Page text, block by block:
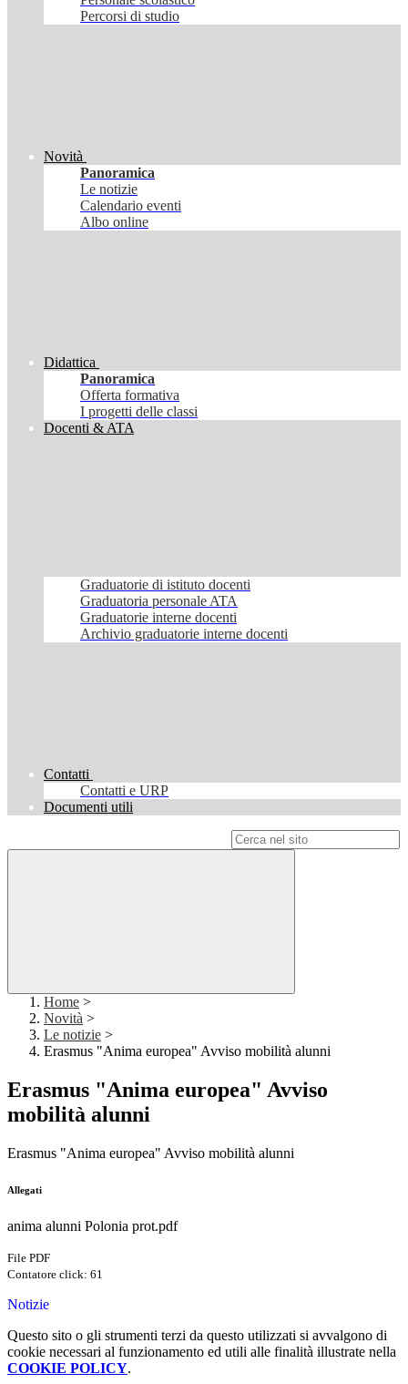
Percorsi di studio
Novità
Panoramica
Le notizie
Calendario eventi
Albo online
Didattica
Panoramica
Offerta formativa
I progetti delle classi
Docenti & ATA
Graduatorie di istituto docenti
Graduatoria personale ATA
Graduatorie interne docenti
Archivio graduatorie interne docenti
Contatti
Contatti e URP
Documenti utili
Home >
Novità >
Le notizie >
Erasmus "Anima europea" Avviso mobilità alunni
Erasmus "Anima europea" Avviso
mobilità alunni
Erasmus "Anima europea" Avviso mobilità alunni
Allegati
anima alunni Polonia prot.pdf
File PDF
Contatore click: 61
Notizie
Questo sito o gli strumenti terzi da questo utilizzati si avvalgono di
cookie necessari al funzionamento ed utili alle finalità illustrate nella
COOKIE POLICY.